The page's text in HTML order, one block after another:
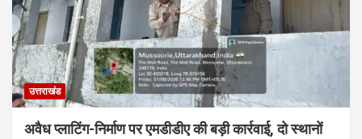
उत्तराखंड
अवैध प्लाटिंग-निर्माण पर एमडीडीए की बड़ी कार्रवाई, दो स्थानों